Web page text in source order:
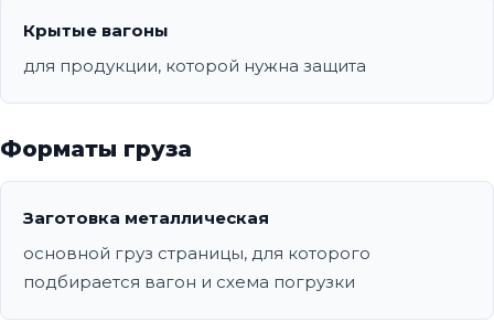
Крытые вагоны
для продукции, которой нужна защита
Форматы груза
Заготовка металлическая
основной груз страницы, для которого
подбирается вагон и схема погрузки